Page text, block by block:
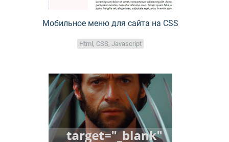
Мобильное меню для сайта на CSS
Html, CSS, Javascript